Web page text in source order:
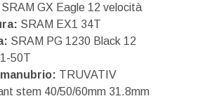
SRAM GX Eagle 12 velocità
SRAM EX1 34T
SRAM PG 1230 Black 12
50T
TRUVATIV
stem 40/50/60mm 31.8mm